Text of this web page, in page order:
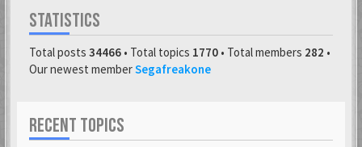
STATISTICS
Total posts 34466 • Total topics 1770 • Total members 282 •
Our newest memberSegafreakone
RECENT TOPICS